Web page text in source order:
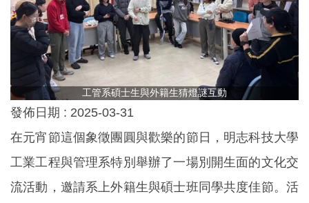
工管系碩士生與外籍生猜燈謎互動
發佈日期 : 2025-03-31
在元宵節這個象徵團圓與歡樂的節日，明志科技大學
工業工程與管理系特別舉辦了一場別開生面的文化交
流活動，邀請系上外籍生與碩士班同學共度佳節。活